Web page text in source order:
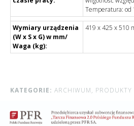
Temperatura: od
Wymiary urządzenia
(W x S x G) w mm/
Waga (kg):
419 x 425 x 510
KATEGORIE: ARCHIWUM, PRODUKTY